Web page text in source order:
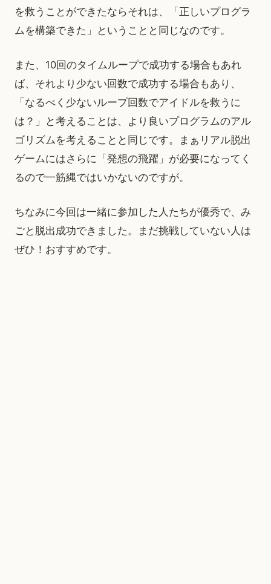
を救うことができたならそれは、「正しいプログラ
ムを構築できた」ということと同じなのです。
また、10回のタイムループで成功する場合もあれ
ば、それより少ない回数で成功する場合もあり、
「なるべく少ないループ回数でアイドルを救うに
は？」と考えることは、より良いプログラムのアル
ゴリズムを考えることと同じです。まぁリアル脱出
ゲームにはさらに「発想の飛躍」が必要になってく
るので一筋縄ではいかないのですが。
ちなみに今回は一緒に参加した人たちが優秀で、み
ごと脱出成功できました。まだ挑戦していない人は
ぜひ！おすすめです。